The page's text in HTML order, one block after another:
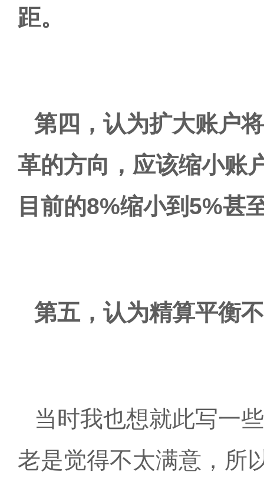
距。
第四，认为扩大账户
革的方向，应该缩小账
目前的8%缩小到5%甚
第五，认为精算平衡
当时我也想就此写一
老是觉得不太满意，所